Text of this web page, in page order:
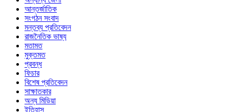
আন্তর্জাতিক
সংগঠন সংবাদ
মন্তব্য প্রতিবেদন
রাজনৈতিক ভাষ্য
মতামত
মুক্তমত
প্রবন্ধ
ফিচার
বিশেষ প্রতিবেদন
সাক্ষাতকার
অন্য মিডিয়া
ইতিহাস